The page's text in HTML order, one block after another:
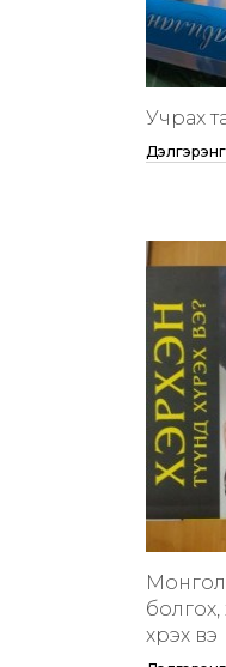
Учрах
болгох,
хүрэх вэ